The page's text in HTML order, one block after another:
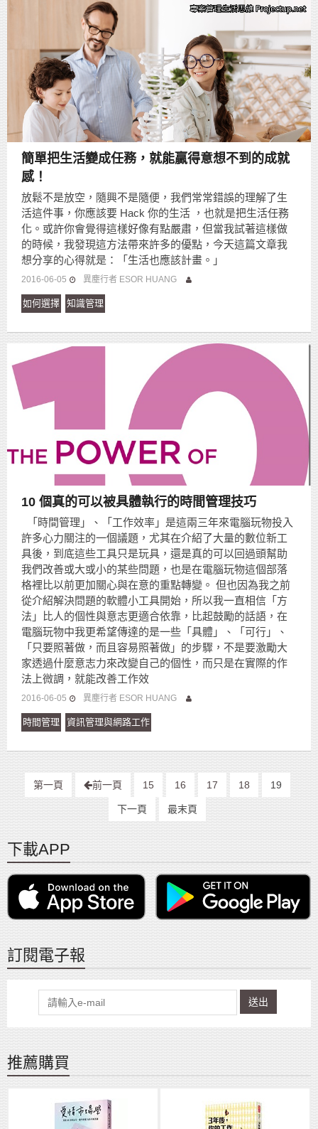
簡單把生活變成任務，就能贏得意想不到的成就
感！
放鬆不是放空，隨興不是隨便，我們常常錯誤的理解了生
活這件事，你應該要 Hack 你的生活 ，也就是把生活任務
化。或許你會覺得這樣好像有點嚴肅，但當我試著這樣做
的時候，我發現這方法帶來許多的優點，今天這篇文章我
想分享的心得就是：「生活也應該計畫。」
2016-06-05 異塵行者 ESOR HUANG
如何選擇 知識管理
10 個真的可以被具體執行的時間管理技巧
「時間管理」、「工作效率」是這兩三年來電腦玩物投入
許多心力關注的一個議題，尤其在介紹了大量的數位新工
具後，到底這些工具只是玩具，還是真的可以回過頭幫助
我們改善或大或小的某些問題，也是在電腦玩物這個部落
格裡比以前更加關心與在意的重點轉變。 但也因為我之前
從介紹解決問題的軟體小工具開始，所以我一直相信「方
法」比人的個性與意志更適合依靠，比起鼓勵的話語，在
電腦玩物中我更希望傳達的是一些「具體」、「可行」、
「只要照著做，而且容易照著做」的步驟，不是要激勵大
家透過什麼意志力來改變自己的個性，而只是在實際的作
法上微調，就能改善工作效
2016-06-05 異塵行者 ESOR HUANG
時間管理 資訊管理與網路工作
第一頁 前一頁 15 16 17 18 19
下一頁 最末頁
下載APP
訂閱電子報
送出
推薦購買